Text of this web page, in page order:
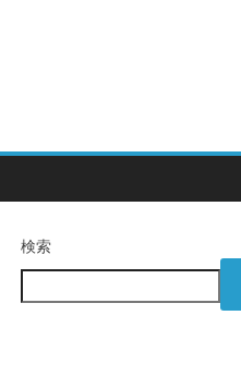
検索